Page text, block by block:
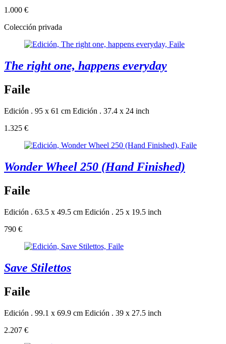
1.000 €
Colección privada
The right one, happens everyday
Faile
Edición . 95 x 61 cm Edición . 37.4 x 24 inch
1.325 €
Wonder Wheel 250 (Hand Finished)
Faile
Edición . 63.5 x 49.5 cm Edición . 25 x 19.5 inch
790 €
Save Stilettos
Faile
Edición . 99.1 x 69.9 cm Edición . 39 x 27.5 inch
2.207 €